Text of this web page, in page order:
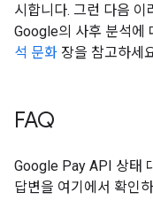
시합니다. 그런 다음
Google의 사후 분석에
석 문화 장을 참고하세
FAQ
Google Pay API 상태
답변을 여기에서 확인